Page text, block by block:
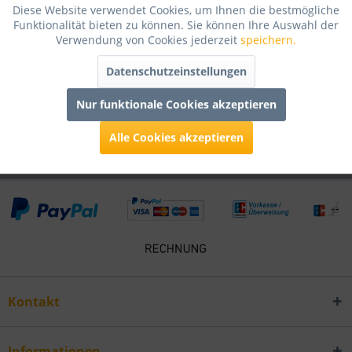
Bewertungen lesen, schreiben und diskutieren... mehr
Infos zum Hersteller
Folgende Infos zum Hersteller sind verfübar......mehr
Kunden kauften auch
Kontakt
Diese Website verwendet Cookies, um Ihnen die bestmögliche
Funktionalität bieten zu können. Sie können Ihre Auswahl der
Verwendung von Cookies jederzeit speichern.
Datenschutzeinstellungen
Nur funktionale Cookies akzeptieren
Alle Cookies akzeptieren